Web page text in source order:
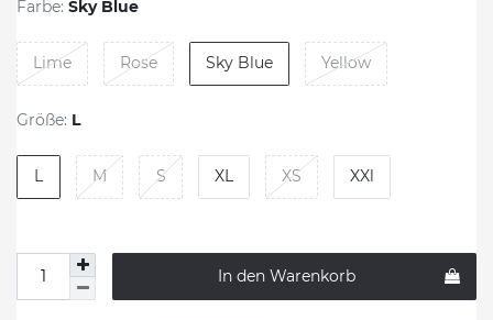
Farbe: Sky Blue
Lime Rose Sky Blue Yellow
Größe: L
L M S XL XS XXl
In den Warenkorb